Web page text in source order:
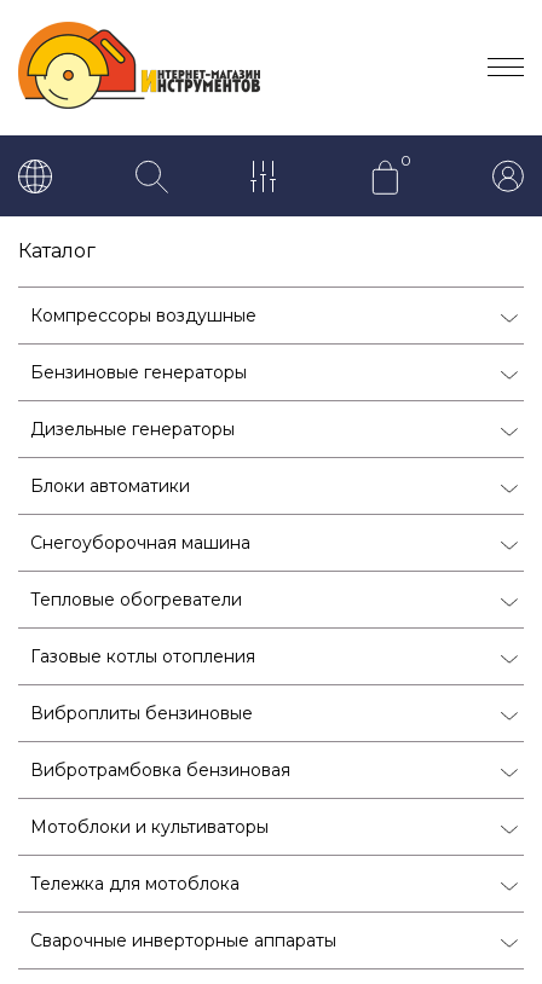
0
Каталог
Компрессоры воздушные
Бензиновые генераторы
Дизельные генераторы
Блоки автоматики
Снегоуборочная машина
Тепловые обогреватели
Газовые котлы отопления
Виброплиты бензиновые
Вибротрамбовка бензиновая
Мотоблоки и культиваторы
Тележка для мотоблока
Сварочные инверторные аппараты